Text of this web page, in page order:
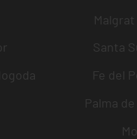
Santa
Fe del
Palma